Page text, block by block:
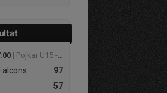
| Pojkar U15 - HU15 Blue Cup kval
97
57